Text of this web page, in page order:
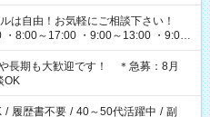
は自由！お気軽にご相談下さい！
・8:00～17:00 ・9:00～13:00 ・9:00
13:00～18:00 ・15:00～20:00 ・
8:00 など（他時間多数あり！）
長期も大歓迎です！ ＊急募：8月
OK
/ 履歴書不要 / 40～50代活躍中 / 副